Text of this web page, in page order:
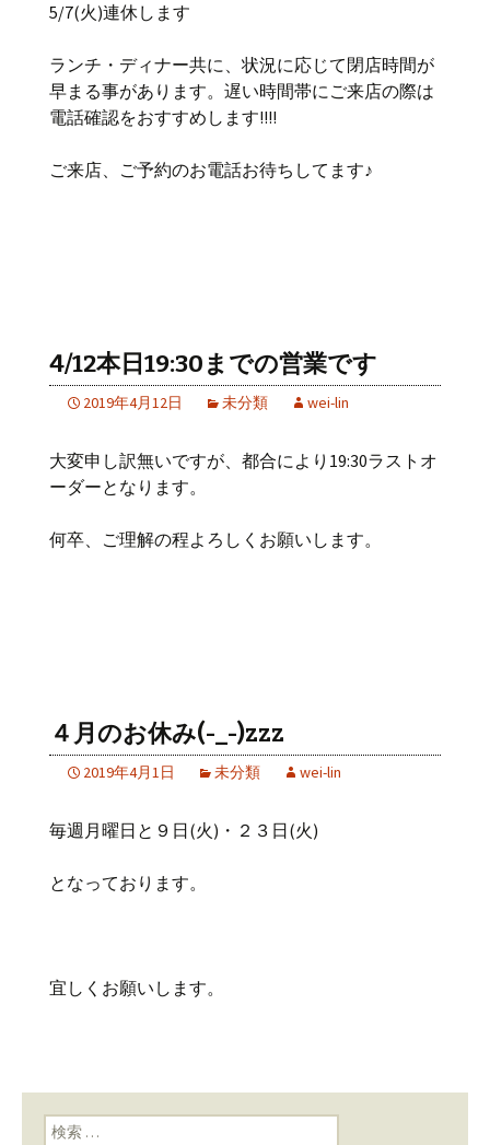
5/7(火)連休します
ランチ・ディナー共に、状況に応じて閉店時間が
早まる事があります。遅い時間帯にご来店の際は
電話確認をおすすめします!!!!
ご来店、ご予約のお電話お待ちしてます♪
4/12本日19:30までの営業です
2019年4月12日 未分類 wei-lin
大変申し訳無いですが、都合により19:30ラストオ
ーダーとなります。
何卒、ご理解の程よろしくお願いします。
４月のお休み(-_-)zzz
2019年4月1日 未分類 wei-lin
毎週月曜日と９日(火)・２３日(火)
となっております。
宜しくお願いします。
検索: